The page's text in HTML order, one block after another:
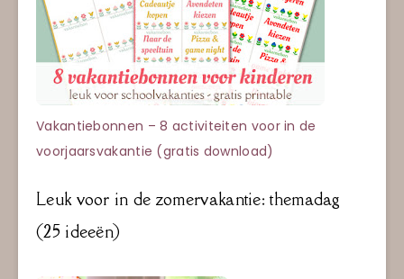
Vakantiebonnen – 8 activiteiten voor in de
voorjaarsvakantie (gratis download)
Leuk voor in de zomervakantie: themadag
(25 ideeën)